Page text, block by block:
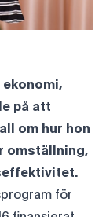
på att
om hur hon
omställning,
för